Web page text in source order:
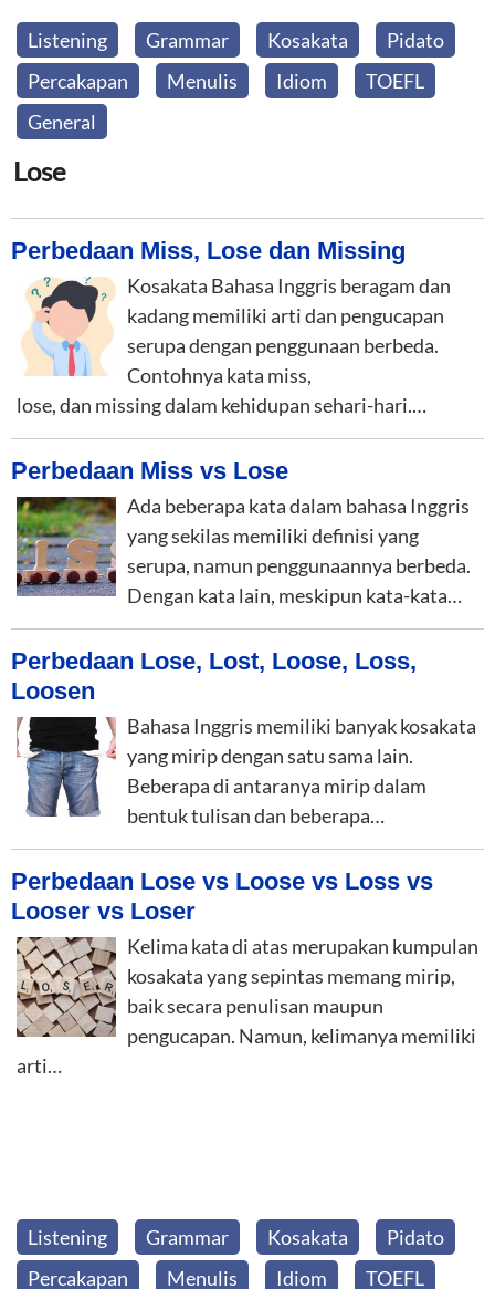
Listening Grammar Kosakata
Pidato
Percakapan
Menulis Idiom
TOEFL
General
Lose
Perbedaan Miss, Lose dan Missing
Kosakata Bahasa Inggris beragam dan
kadang memiliki arti dan pengucapan
serupa dengan penggunaan berbeda.
Contohnya kata miss,
lose, dan missing dalam kehidupan sehari-hari.…
Perbedaan Miss vs Lose
Ada beberapa kata dalam bahasa Inggris
yang sekilas memiliki definisi yang
serupa, namun penggunaannya berbeda.
Dengan kata lain, meskipun kata-kata…
Perbedaan Lose, Lost, Loose, Loss,
Loosen
Bahasa Inggris memiliki banyak kosakata
yang mirip dengan satu sama lain.
Beberapa di antaranya mirip dalam
bentuk tulisan dan beberapa…
Perbedaan Lose vs Loose vs Loss vs
Looser vs Loser
Kelima kata di atas merupakan kumpulan
kosakata yang sepintas memang mirip,
baik secara penulisan maupun
pengucapan. Namun, kelimanya memiliki
arti…
Listening Grammar Kosakata
Pidato
Percakapan
Menulis Idiom TOEFL